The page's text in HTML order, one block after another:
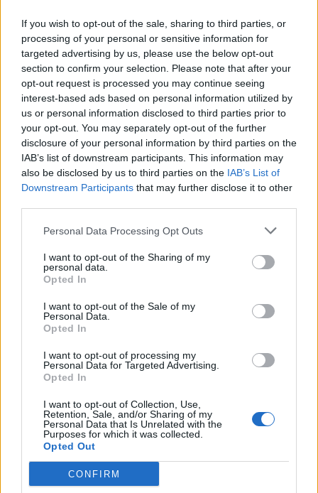
If you wish to opt-out of the sale, sharing to third parties, or
processing of your personal or sensitive information for
targeted advertising by us, please use the below opt-out
section to confirm your selection. Please note that after your
opt-out request is processed you may continue seeing
interest-based ads based on personal information utilized by
us or personal information disclosed to third parties prior to
your opt-out. You may separately opt-out of the further
disclosure of your personal information by third parties on the
IAB’s list of downstream participants. This information may
also be disclosed by us to third parties on the IAB’s List of
Downstream Participants that may further disclose it to other
Personal Data Processing Opt Outs
I want to opt-out of the Sharing of my
personal data.
Opted In
I want to opt-out of the Sale of my
Personal Data.
Opted In
I want to opt-out of processing my
Personal Data for Targeted Advertising.
Opted In
I want to opt-out of Collection, Use,
Retention, Sale, and/or Sharing of my
Personal Data that Is Unrelated with the
Purposes for which it was collected.
Opted Out
CONFIRM
Senioru festivāls "Zelta ritmi 2019"
Diskusija “Sievietes – mammas un vīrieša – tēta
seksualitāte”